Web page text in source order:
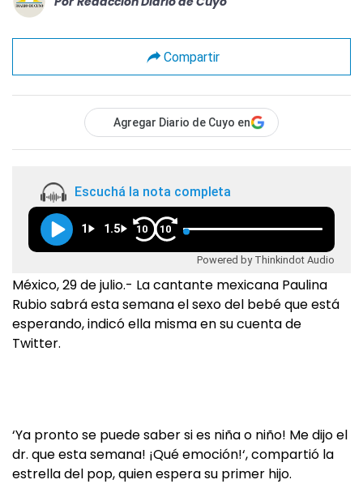
Compartir
Agregar Diario de Cuyo en
Escuchá la nota completa
1 1.5 10 10
Powered by Thinkindot Audio
México, 29 de julio.- La cantante mexicana Paulina
Rubio sabrá esta semana el sexo del bebé que está
esperando, indicó ella misma en su cuenta de
Twitter.
‘Ya pronto se puede saber si es niña o niño! Me dijo el
dr. que esta semana! ¡Qué emoción!‘, compartió la
estrella del pop, quien espera su primer hijo.